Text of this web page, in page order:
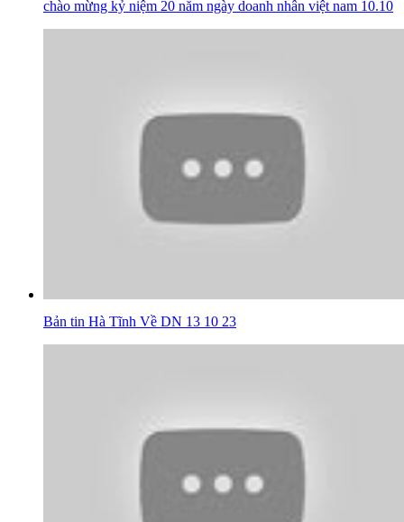
chào mừng kỷ niệm 20 năm ngày doanh nhân việt nam 10.10
Bản tin Hà Tĩnh Về DN 13 10 23